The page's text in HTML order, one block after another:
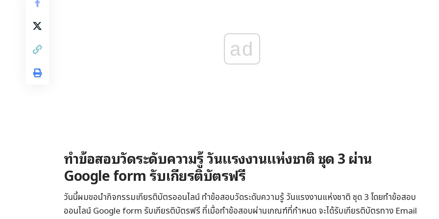
ad
ทำข้อสอบวัดระดับความรู้ วันแรงงานแห่งชาติ ชุด 3 ผ่าน
Google form รับเกียรติบัตรฟรี
วันนี้ผมขอนำกิจกรรมเกียรติบัตรออนไลน์ ทำข้อสอบวัดระดับความรู้ วันแรงงานแห่งชาติ ชุด 3 โดยทำข้อสอบ
ออนไลน์ Google form รับเกียรติบัตรฟรี ที่เมื่อทำข้อสอบผ่านเกณฑ์ที่กำหนด จะได้รับเกียรติบัตรทาง Email